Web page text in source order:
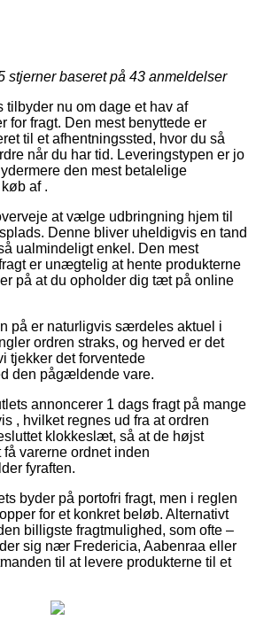
stjerner baseret på 43 anmeldelser
tilbyder nu om dage et hav af
for fragt. Den mest benyttede er
til et afhentningssted, hvor du så
når du har tid. Leveringstypen er jo
den mest betalelige
af .
at vælge udbringning hjem til
Denne bliver uheldigvis en tand
ualmindeligt enkel. Den mest
er unægtelig at hente produkterne
på at du opholder dig tæt på online
på er naturligvis særdeles aktuel i
ordren straks, og herved er det
tjekker det forventede
den pågældende vare.
annoncerer 1 dags fragt på mange
, hvilket regnes ud fra at ordren
klokkeslæt, så at de højst
varerne ordnet inden
fyraften.
byder på portofri fragt, men i reglen
for et konkret beløb. Alternativt
billigste fragtmulighed, som ofte –
sig nær Fredericia, Aabenraa eller
til at levere produkterne til et